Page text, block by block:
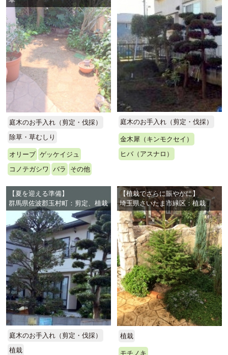
庭木のお手入れ（剪定・伐採）
除草・草むしり
オリーブ ゲッケイジュ
コノテガシワ
バラ その他
庭木のお手入れ（剪定・伐採）
金木犀（キンモクセイ）
ヒバ（アスナロ）
【夏を迎える準備】
群馬県佐波郡玉村町：剪定、植栽
庭木のお手入れ（剪定・伐採）
植栽
【植栽でさらに賑やかに】
埼玉県さいたま市緑区：植栽
植栽
モチノキ